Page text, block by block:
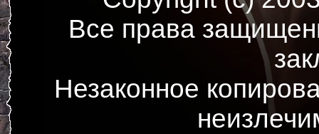
Все права
Незаконное